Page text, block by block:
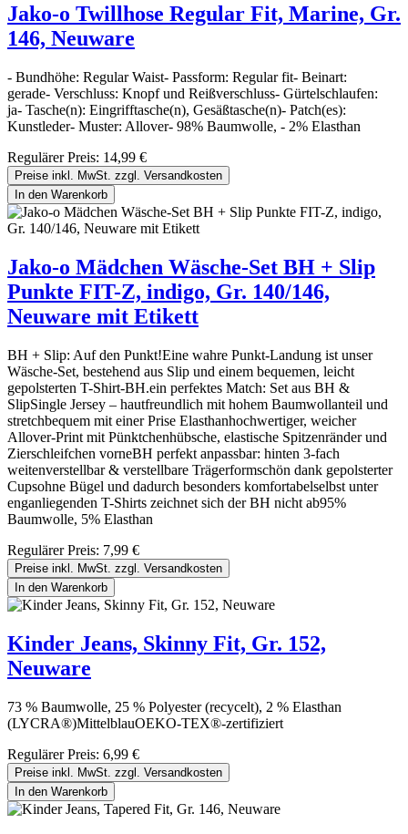
Jako-o Twillhose Regular Fit, Marine, Gr.
146, Neuware
- Bundhöhe: Regular Waist- Passform: Regular fit- Beinart:
gerade- Verschluss: Knopf und Reißverschluss- Gürtelschlaufen:
ja- Tasche(n): Eingrifftasche(n), Gesäßtasche(n)- Patch(es):
Kunstleder- Muster: Allover- 98% Baumwolle, - 2% Elasthan
Regulärer Preis: 14,99 €
Preise inkl. MwSt. zzgl. Versandkosten
In den Warenkorb
Jako-o Mädchen Wäsche-Set BH + Slip
Punkte FIT-Z, indigo, Gr. 140/146,
Neuware mit Etikett
BH + Slip: Auf den Punkt!Eine wahre Punkt-Landung ist unser
Wäsche-Set, bestehend aus Slip und einem bequemen, leicht
gepolsterten T-Shirt-BH.ein perfektes Match: Set aus BH &
SlipSingle Jersey – hautfreundlich mit hohem Baumwollanteil und
stretchbequem mit einer Prise Elasthanhochwertiger, weicher
Allover-Print mit Pünktchenhübsche, elastische Spitzenränder und
Zierschleifchen vorneBH perfekt anpassbar: hinten 3-fach
weitenverstellbar & verstellbare Trägerformschön dank gepolsterter
Cupsohne Bügel und dadurch besonders komfortabelselbst unter
enganliegenden T-Shirts zeichnet sich der BH nicht ab95%
Baumwolle, 5% Elasthan
Regulärer Preis: 7,99 €
Preise inkl. MwSt. zzgl. Versandkosten
In den Warenkorb
Kinder Jeans, Skinny Fit, Gr. 152,
Neuware
73 % Baumwolle, 25 % Polyester (recycelt), 2 % Elasthan
(LYCRA®)MittelblauOEKO-TEX®-zertifiziert
Regulärer Preis: 6,99 €
Preise inkl. MwSt. zzgl. Versandkosten
In den Warenkorb